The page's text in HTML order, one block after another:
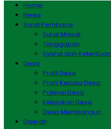
Home
News
Surat Pembaca
Surat Masuk
Tanggapan
Syarat dan Ketentuan
Desa
Profil Desa
Profil Kepala Desa
Potensi Desa
Kebijakan Desa
Desa Membangun
Daerah